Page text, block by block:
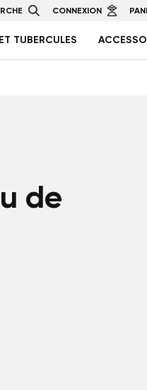
CONNEXION
TUBERCULES
de